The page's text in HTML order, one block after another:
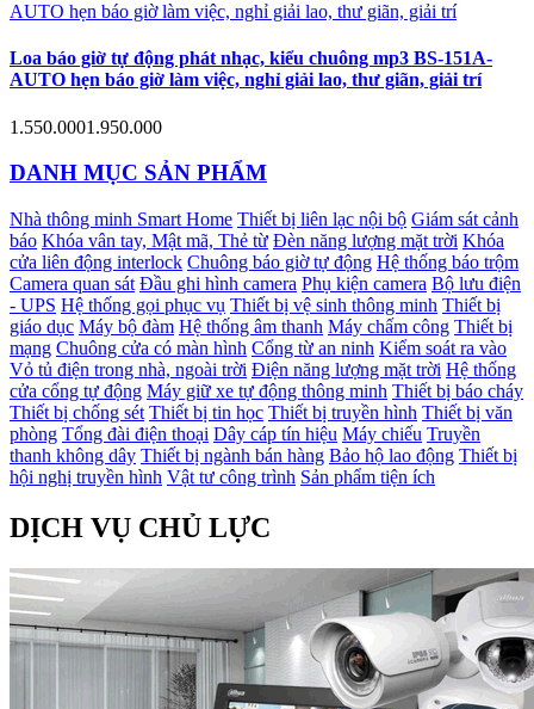
Loa báo giờ tự động phát nhạc, kiểu chuông mp3 BS-151A-
AUTO hẹn báo giờ làm việc, nghỉ giải lao, thư giãn, giải trí
1.550.0001.950.000
DANH MỤC SẢN PHẨM
Nhà thông minh Smart Home Thiết bị liên lạc nội bộ Giám sát cảnh
báo Khóa vân tay, Mật mã, Thẻ từ Đèn năng lượng mặt trời Khóa
cửa liên động interlock Chuông báo giờ tự động Hệ thống báo trộm
Camera quan sát Đầu ghi hình camera Phụ kiện camera Bộ lưu điện
- UPS Hệ thống gọi phục vụ Thiết bị vệ sinh thông minh Thiết bị
giáo dục Máy bộ đàm Hệ thống âm thanh Máy chấm công Thiết bị
mạng Chuông cửa có màn hình Cổng từ an ninh Kiểm soát ra vào
Vỏ tủ điện trong nhà, ngoài trời Điện năng lượng mặt trời Hệ thống
cửa cổng tự động Máy giữ xe tự động thông minh Thiết bị báo cháy
Thiết bị chống sét Thiết bị tin học Thiết bị truyền hình Thiết bị văn
phòng Tổng đài điện thoại Dây cáp tín hiệu Máy chiếu Truyền
thanh không dây Thiết bị ngành bán hàng Bảo hộ lao động Thiết bị
hội nghị truyền hình Vật tư công trình Sản phẩm tiện ích
DỊCH VỤ CHỦ LỰC